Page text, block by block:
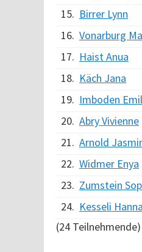
15. Birrer Lynn
16. Vonarburg
17. Haist Anua
18. Käch Jana
19. Imboden
20. Abry Vivienne
21. Arnold
22. Widmer Enya
23. Zumstein
24. Kesseli Hanna
(24 Teilnehmende)